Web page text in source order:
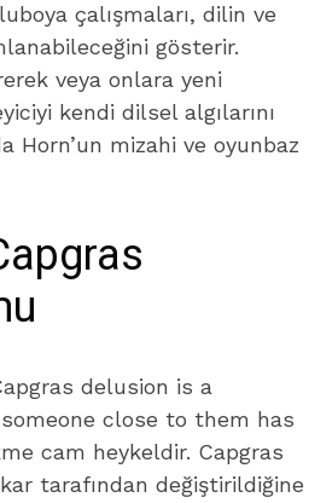
çalışmaları, dilin ve
gösterir.
veya onlara yeni
kendi dilsel algılarını
Horn’un mizahi ve oyunbaz
delusion is a
close to them has
cam heykeldir. Capgras
tarafından değiştirildiğine